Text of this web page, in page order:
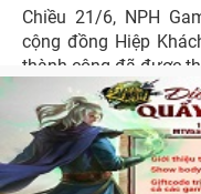
Chiều 21/6, NPH
cộng đồng Hiệp
thành công đã được